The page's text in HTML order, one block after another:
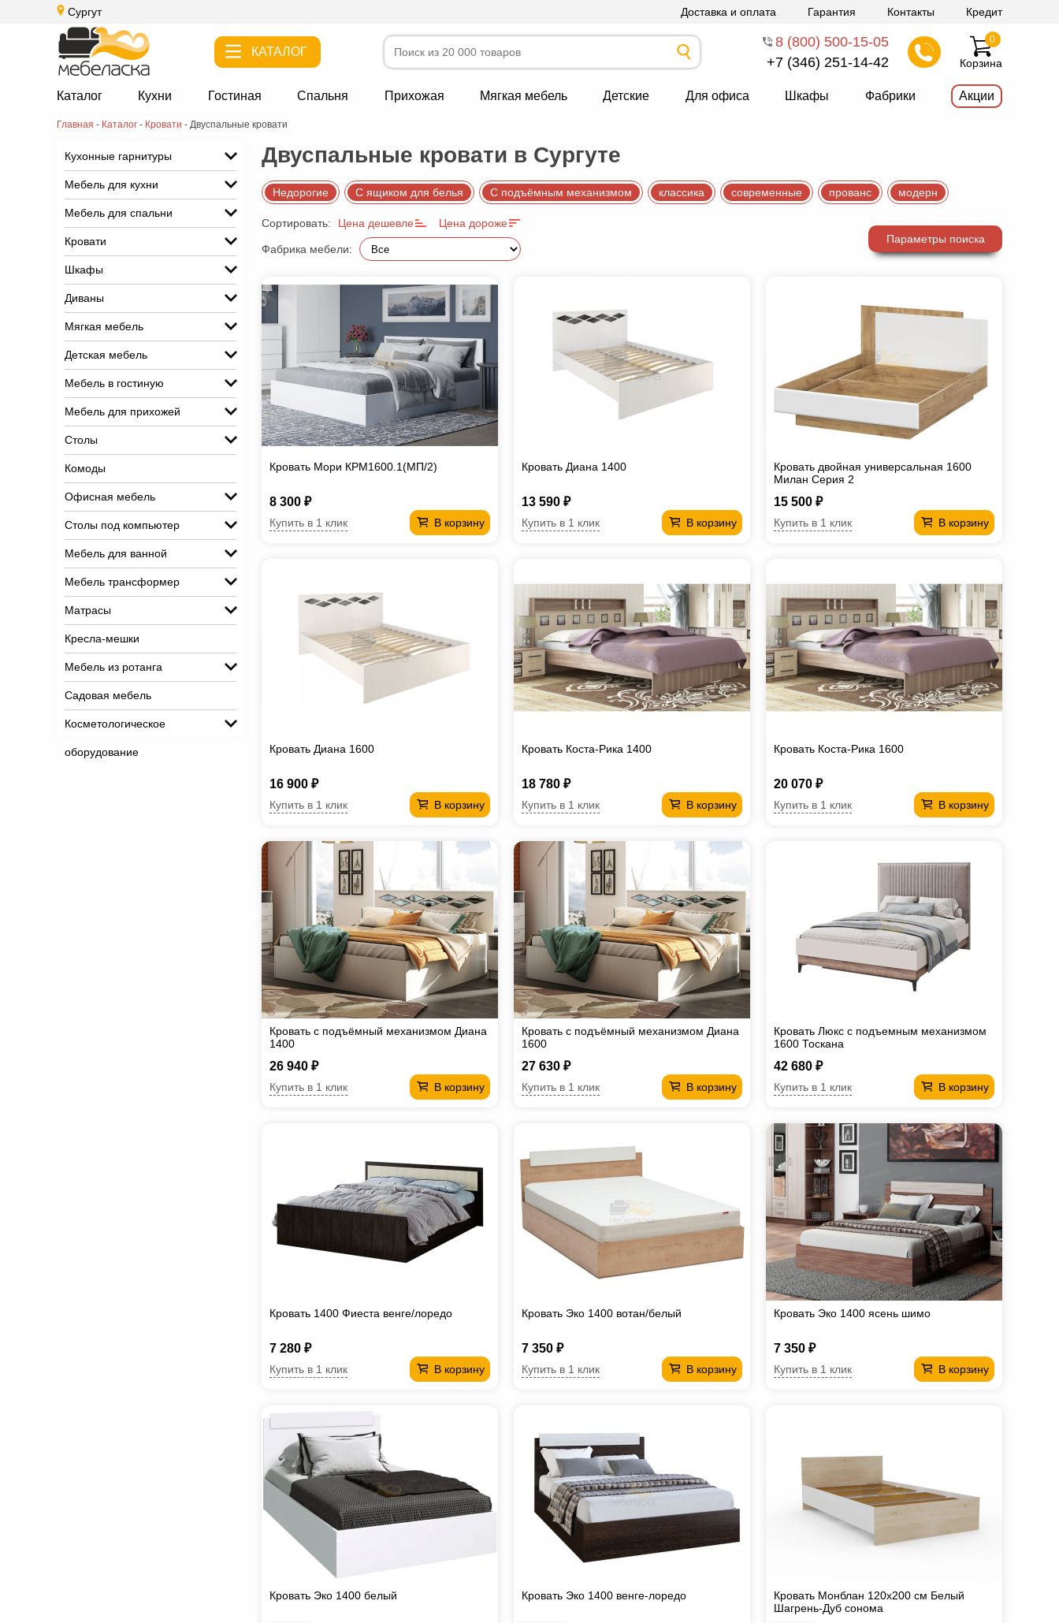
Сургут Доставка и оплата Гарантия Контакты Кредит
КАТАЛОГ
8 (800) 500-15-05
+7 (346) 251-14-42
Корзина
0
Каталог Кухни Гостиная Спальня Прихожая Мягкая мебель Детские Для офиса Шкафы Фабрики Акции
Главная - Каталог - Кровати - Двуспальные кровати
Кухонные гарнитуры
Мебель для кухни
Мебель для спальни
Кровати
Шкафы
Диваны
Мягкая мебель
Детская мебель
Мебель в гостиную
Мебель для прихожей
Столы
Комоды
Офисная мебель
Столы под компьютер
Мебель для ванной
Мебель трансформер
Матрасы
Кресла-мешки
Мебель из ротанга
Садовая мебель
Косметологическое
оборудование
Двуспальные кровати в Сургуте
Недорогие С ящиком для белья С подъёмным механизмом классика современные прованс модерн
Сортировать: Цена дешевле Цена дороже
Фабрика мебели:
Параметры поиска
Кровать Мори КРМ1600.1(МП/2)
8 300 ₽
В корзину
Купить в 1 клик
Кровать Диана 1400
13 590 ₽
В корзину
Купить в 1 клик
Кровать двойная универсальная 1600
Милан Серия 2
15 500 ₽
В корзину
Купить в 1 клик
Кровать Диана 1600
16 900 ₽
В корзину
Купить в 1 клик
Кровать Коста-Рика 1400
18 780 ₽
В корзину
Купить в 1 клик
Кровать Коста-Рика 1600
20 070 ₽
В корзину
Купить в 1 клик
Кровать с подъёмный механизмом Диана
1400
26 940 ₽
В корзину
Купить в 1 клик
Кровать с подъёмный механизмом Диана
1600
27 630 ₽
В корзину
Купить в 1 клик
Кровать Люкс с подъемным механизмом
1600 Тоскана
42 680 ₽
В корзину
Купить в 1 клик
Кровать 1400 Фиеста венге/лоредо
7 280 ₽
В корзину
Купить в 1 клик
Кровать Эко 1400 вотан/белый
7 350 ₽
В корзину
Купить в 1 клик
Кровать Эко 1400 ясень шимо
7 350 ₽
В корзину
Купить в 1 клик
Кровать Эко 1400 белый Кровать Эко 1400 венге-лоредо
Кровать Монблан 120х200 см Белый
Шагрень-Дуб сонома